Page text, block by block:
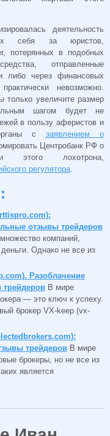
деятельность
себя за юристов,
потерянных в подобных
отправленные
либо через финансовых
невозможно.
только увеличите размер
шагом будет не
в пользу аферистов и
с заявлением о
Центробанк РФ о
этого лохотрона,
регулятора.
отзывы трейдеров
компаний,
Однако не все из
Разоблачение
В мире
— это ключ к успеху.
брокер VX-keep (vx-
трейдеров В мире
брокеры, но не все из
является